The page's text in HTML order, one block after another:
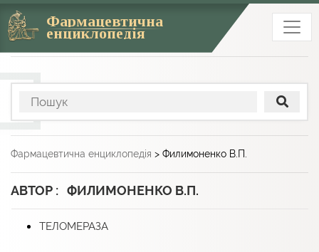
Фармацевтична
енциклопедія
Фармацевтична енциклопедія > Филимоненко В.П.
АВТОР : ФИЛИМОНЕНКО В.П.
ТЕЛОМЕРАЗА